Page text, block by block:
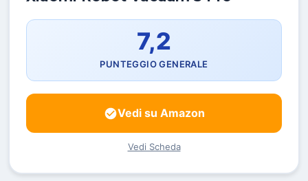
7,2
PUNTEGGIO GENERALE
Vedi su Amazon
Vedi Scheda